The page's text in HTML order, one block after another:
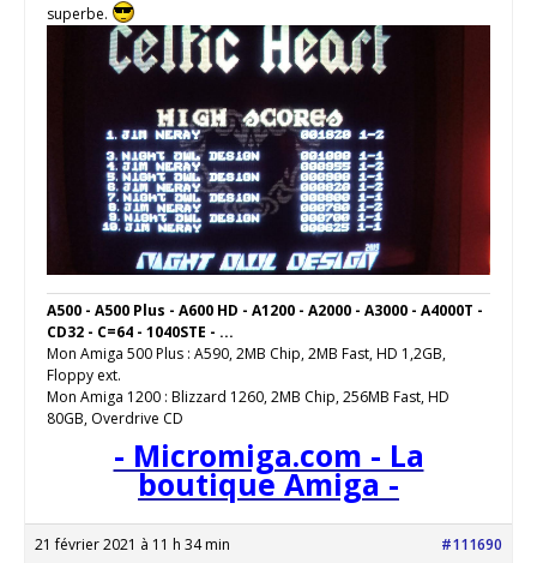
superbe.
A500 - A500 Plus - A600 HD - A1200 - A2000 - A3000 - A4000T -
CD32 - C=64 - 1040STE - ...
Mon Amiga 500 Plus : A590, 2MB Chip, 2MB Fast, HD 1,2GB,
Floppy ext.
Mon Amiga 1200 : Blizzard 1260, 2MB Chip, 256MB Fast, HD
80GB, Overdrive CD
- Micromiga.com - La
boutique Amiga -
21 février 2021 à 11 h 34 min #111690